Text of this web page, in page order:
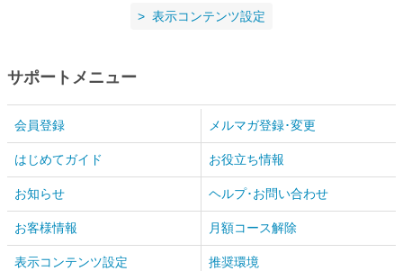
表示コンテンツ設定
サポートメニュー
会員登録 メルマガ登録･変更
はじめてガイド お役立ち情報
お知らせ ヘルプ･お問い合わせ
お客様情報 月額コース解除
表示コンテンツ設定 推奨環境